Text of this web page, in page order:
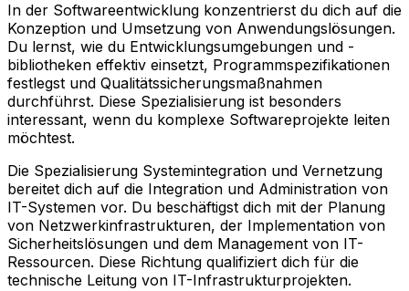
In der Softwareentwicklung konzentrierst du dich auf die
Konzeption und Umsetzung von Anwendungslösungen.
Du lernst, wie du Entwicklungsumgebungen und -
bibliotheken effektiv einsetzt, Programmspezifikationen
festlegst und Qualitätssicherungsmaßnahmen
durchführst. Diese Spezialisierung ist besonders
interessant, wenn du komplexe Softwareprojekte leiten
möchtest.
Die Spezialisierung Systemintegration und Vernetzung
bereitet dich auf die Integration und Administration von
IT-Systemen vor. Du beschäftigst dich mit der Planung
von Netzwerkinfrastrukturen, der Implementation von
Sicherheitslösungen und dem Management von IT-
Ressourcen. Diese Richtung qualifiziert dich für die
technische Leitung von IT-Infrastrukturprojekten.